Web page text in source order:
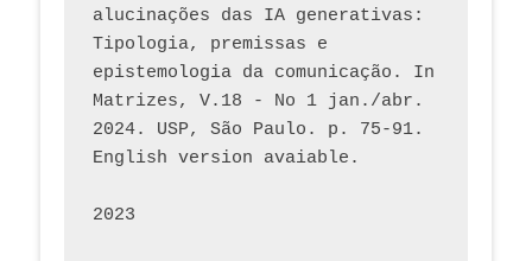
alucinações das IA generativas:
Tipologia, premissas e
epistemologia da comunicação. In
Matrizes, V.18 - No 1 jan./abr.
2024. USP, São Paulo. p. 75-91.
English version avaiable.
2023